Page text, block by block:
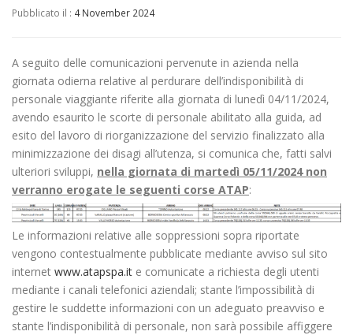
Pubblicato il : 4 November 2024
A seguito delle comunicazioni pervenute in azienda nella
giornata odierna relative al perdurare dell’indisponibilità di
personale viaggiante riferite alla giornata di lunedì 04/11/2024,
avendo esaurito le scorte di personale abilitato alla guida, ad
esito del lavoro di riorganizzazione del servizio finalizzato alla
minimizzazione dei disagi all’utenza, si comunica che, fatti salvi
ulteriori sviluppi, nella giornata di martedì 05/11/2024 non
verranno erogate le seguenti corse ATAP:
Le informazioni relative alle soppressioni sopra riportate
vengono contestualmente pubblicate mediante avviso sul sito
internet www.atapspa.it e comunicate a richiesta degli utenti
mediante i canali telefonici aziendali; stante l’impossibilità di
gestire le suddette informazioni con un adeguato preavviso e
stante l’indisponibilità di personale, non sarà possibile affiggere